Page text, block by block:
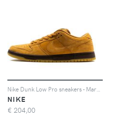
NIKE
€ 204,00